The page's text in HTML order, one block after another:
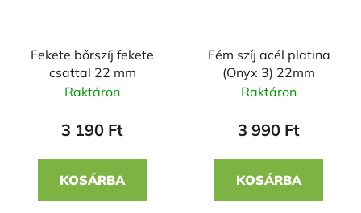
Fekete bőrszíj fekete
csattal 22 mm
Raktáron
3 190 Ft
KOSÁRBA
Fém szíj acél platina
(Onyx 3) 22mm
Raktáron
3 990 Ft
KOSÁRBA